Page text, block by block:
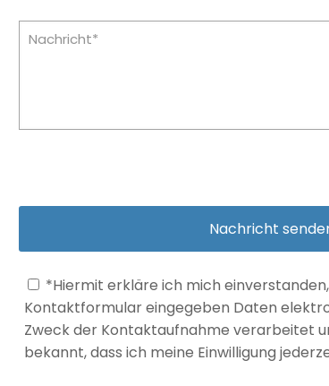
*Hiermit erkläre ich mich
Kontaktformular eingegeben Daten
Zweck der Kontaktaufnahme verarbeitet
bekannt, dass ich meine Einwilligung